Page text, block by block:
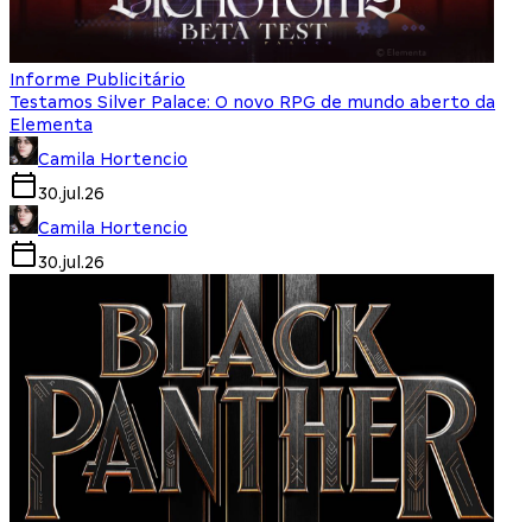
Informe Publicitário
Testamos Silver Palace: O novo RPG de mundo aberto da
Elementa
Camila Hortencio
30.jul.26
Camila Hortencio
30.jul.26